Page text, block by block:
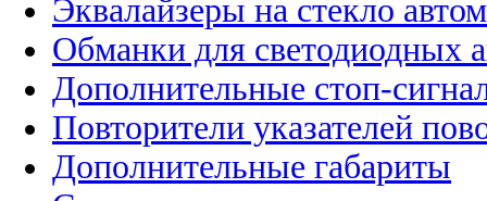
Эквалайзеры на стекло
Обманки для светодиодных
Дополнительные стоп-
Повторители указателей
Дополнительные габариты